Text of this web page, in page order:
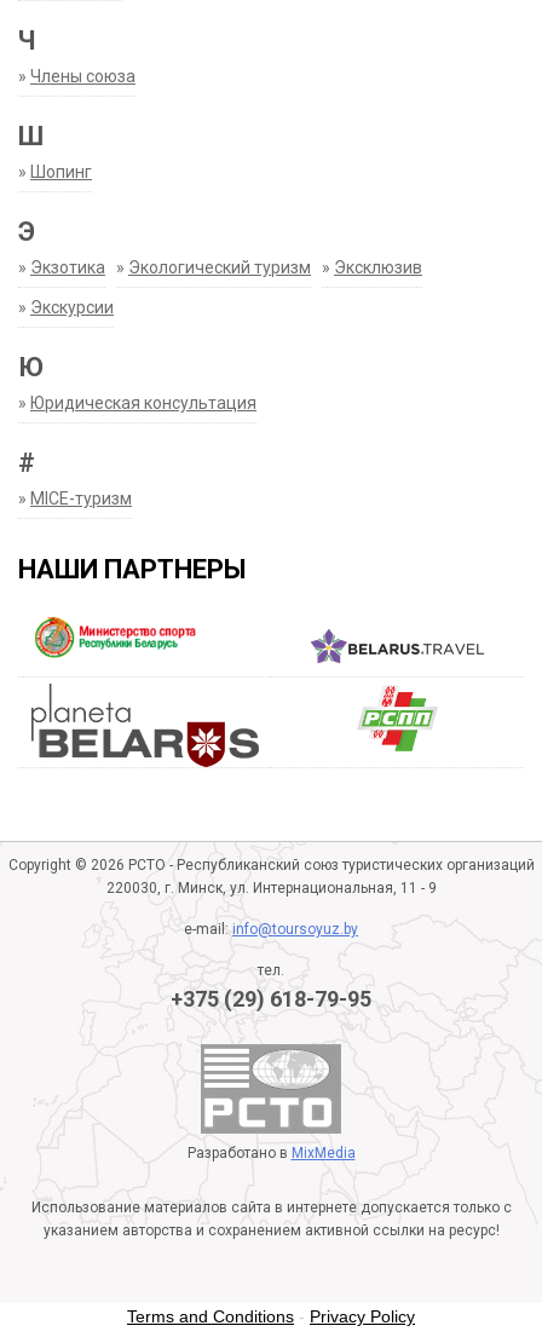
Ч
» Члены союза
Ш
» Шопинг
Э
» Экзотика » Экологический туризм » Эксклюзив
» Экскурсии
Ю
» Юридическая консультация
#
» MICE-туризм
НАШИ ПАРТНЕРЫ
Copyright © 2026 РСТО - Республиканский союз туристических организаций
220030, г. Минск, ул. Интернациональная, 11 - 9
e-mail:info@toursoyuz.by
тел.
+375 (29) 618-79-95
Разработано в MixMedia
Использование материалов сайта в интернете допускается только с
указанием авторства и сохранением активной ссылки на ресурс!
Terms and Conditions - Privacy Policy